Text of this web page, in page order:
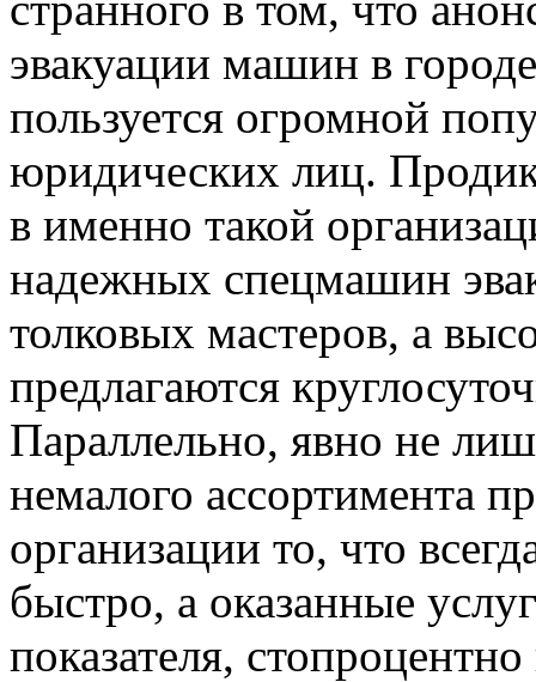
эвакуации машин в
пользуется огромной
юридических лиц.
в именно такой
надежных спецмашин
толковых мастеров, а
предлагаются
Параллельно, явно не
немалого ассортимента
организации то, что
быстро, а оказанные
показателя,